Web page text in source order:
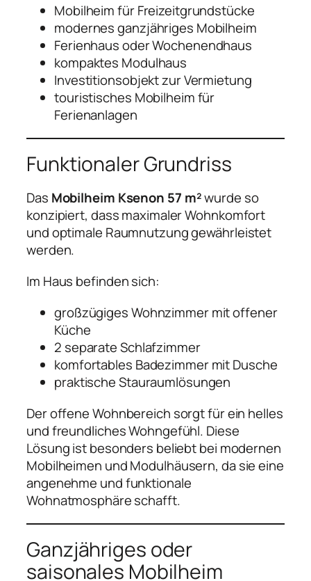
Mobilheim für Freizeitgrundstücke
modernes ganzjähriges Mobilheim
Ferienhaus oder Wochenendhaus
kompaktes Modulhaus
Investitionsobjekt zur Vermietung
touristisches Mobilheim für
Ferienanlagen
Funktionaler Grundriss
Das Mobilheim Ksenon 57 m²wurde so
konzipiert, dass maximaler Wohnkomfort
und optimale Raumnutzung gewährleistet
werden.
Im Haus befinden sich:
großzügiges Wohnzimmer mit offener
Küche
2 separate Schlafzimmer
komfortables Badezimmer mit Dusche
praktische Stauraumlösungen
Der offene Wohnbereich sorgt für ein helles
und freundliches Wohngefühl. Diese
Lösung ist besonders beliebt bei modernen
Mobilheimen und Modulhäusern, da sie eine
angenehme und funktionale
Wohnatmosphäre schafft.
Ganzjähriges oder
saisonales Mobilheim